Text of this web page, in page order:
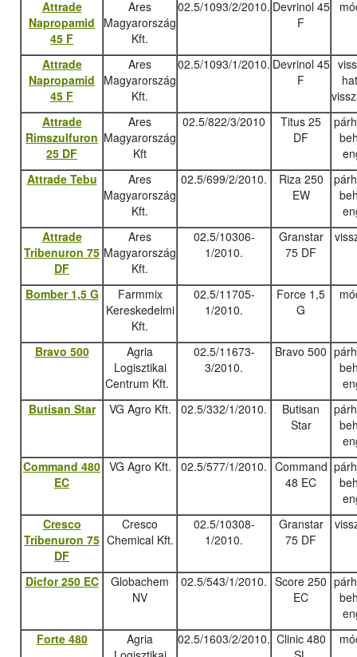
Attrade
Napropamid
45 F
Ares
Magyarország
Kft.
02.5/1093/2/2010. Devrinol 45
F
Attrade
Napropamid
45 F
Ares
Magyarország
Kft.
02.5/1093/1/2010. Devrinol 45
F
Attrade
Rimszulfuron
25 DF
Ares
Magyarország
Kft
02.5/822/3/2010
Titus 25
DF
Attrade Tebu
Ares
Magyarország
Kft.
02.5/699/2/2010.
Riza 250
EW
Attrade
Tribenuron 75
DF
Ares
Magyarország
Kft.
02.5/10306-
1/2010.
Granstar
75 DF
Bomber 1,5 G
Farmmix
Kereskedelmi
Kft.
02.5/11705-
1/2010.
Force 1,5
G
Bravo 500
Agria
Logisztikai
Centrum Kft.
02.5/11673-
3/2010.
Bravo 500
Butisan Star
VG Agro Kft. 02.5/332/1/2010.
Butisan
Star
Command 480
EC
VG Agro Kft. 02.5/577/1/2010. Command
48 EC
Cresco
Tribenuron 75
DF
Cresco
Chemical Kft.
02.5/10308-
1/2010.
Granstar
75 DF
Dicfor 250 EC
Globachem
NV
02.5/543/1/2010. Score 250
EC
Forte 480
Agria
02.5/1603/2/2010. Clinic 480